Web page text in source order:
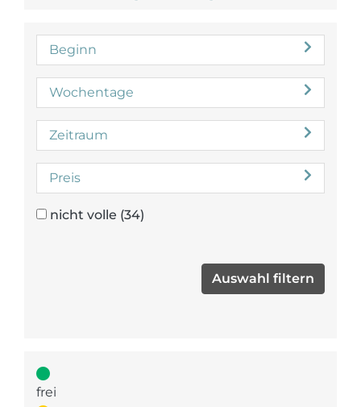
Beginn
Wochentage
Zeitraum
Preis
nicht volle (34)
frei